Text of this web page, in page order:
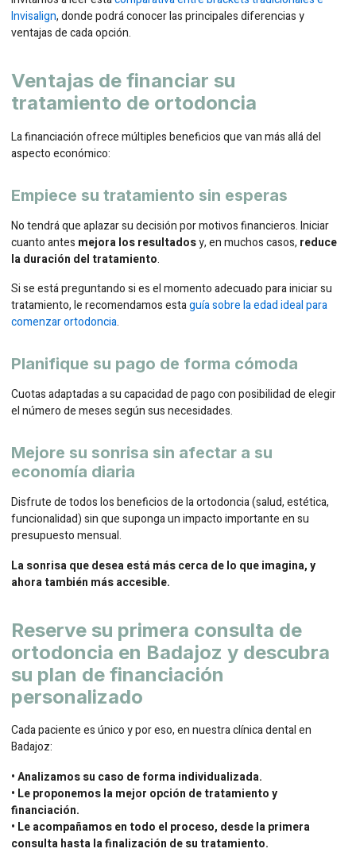
Invisalign, donde podrá conocer las principales diferencias y
ventajas de cada opción.
Ventajas de financiar su
tratamiento de ortodoncia
La financiación ofrece múltiples beneficios que van más allá del
aspecto económico:
Empiece su tratamiento sin esperas
No tendrá que aplazar su decisión por motivos financieros. Iniciar
cuanto antes mejora los resultadosy, en muchos casos, reduce
la duración del tratamiento.
Si se está preguntando si es el momento adecuado para iniciar su
tratamiento, le recomendamos estaguía sobre la edad ideal para
comenzar ortodoncia.
Planifique su pago de forma cómoda
Cuotas adaptadas a su capacidad de pago con posibilidad de elegir
el número de meses según sus necesidades.
Mejore su sonrisa sin afectar a su
economía diaria
Disfrute de todos los beneficios de la ortodoncia (salud, estética,
funcionalidad) sin que suponga un impacto importante en su
presupuesto mensual.
La sonrisa que desea está más cerca de lo que imagina, y
ahora también más accesible.
Reserve su primera consulta de
ortodoncia en Badajoz y descubra
su plan de financiación
personalizado
Cada paciente es único y por eso, en nuestra clínica dental en
Badajoz:
• Analizamos su caso de forma individualizada.
• Le proponemos la mejor opción de tratamiento y
financiación.
• Le acompañamos en todo el proceso, desde la primera
consulta hasta la finalización de su tratamiento.